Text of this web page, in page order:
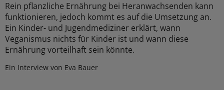
Rein pflanzliche Ernährung bei Heranwachsenden kann
funktionieren, jedoch kommt es auf die Umsetzung an.
Ein Kinder- und Jugendmediziner erklärt, wann
Veganismus nichts für Kinder ist und wann diese
Ernährung vorteilhaft sein könnte.
Ein Interview von Eva Bauer